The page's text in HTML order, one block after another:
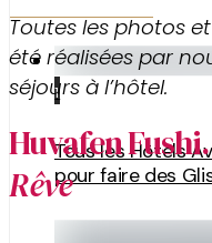
1
Tous les Hôtels
pour faire des
Toutes les photos
été réalisées par
séjours à l’hôtel.
Huvafen
Rêve